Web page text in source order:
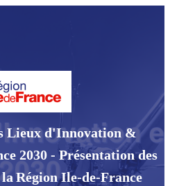
Lieux d'Innovation &
2030 - Présentation des
Région Ile-de-France